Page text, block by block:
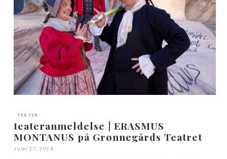
TEATER
teateranmeldelse | ERASMUS
MONTANUS på Grønnegårds Teatret
JUNI 27, 2026